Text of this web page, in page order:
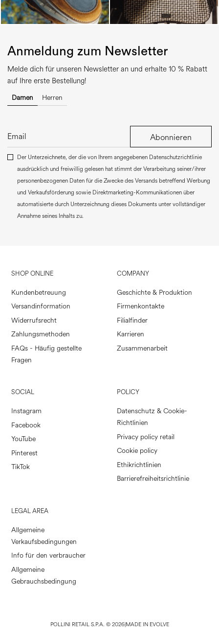
Anmeldung zum Newsletter
Melde dich für unseren Newsletter an und erhalte 10 % Rabatt
auf Ihre erste Bestellung!
Damen Herren
Abonnieren
Der Unterzeichnete, der die von Ihrem angegebenen Datenschutzrichtlinie
ausdrücklich und freiwillig gelesen hat stimmt der Verarbeitung seiner/ihrer
personenbezogenen Daten für die Zwecke des Versands betreffend Werbung
und Verkaufsförderung sowie Direktmarketing-Kommunikationen über
automatisierte durch Unterzeichnung dieses Dokuments unter vollständiger
Annahme seines Inhalts zu.
SHOP ONLINE
Kundenbetreuung
Versandinformation
Widerrufsrecht
Zahlungsmethoden
FAQs - Häufig gestellte
Fragen
COMPANY
Geschichte & Produktion
Firmenkontakte
Filialfinder
Karrieren
Zusammenarbeit
SOCIAL
Instagram
Facebook
YouTube
Pinterest
TikTok
POLICY
Datenschutz & Cookie-
Richtlinien
Privacy policy retail
Cookie policy
Ethikrichtlinien
Barrierefreiheitsrichtlinie
LEGAL AREA
Allgemeine
Verkaufsbedingungen
Info für den verbraucher
Allgemeine
Gebrauchsbedingung
POLLINI RETAIL S.P.A. © 2026|MADE IN EVOLVE